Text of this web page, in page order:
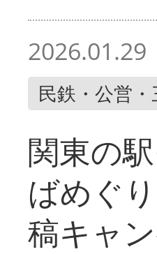
2026.01.29
民鉄・公営・
関東の
ばめぐ
稿キャ